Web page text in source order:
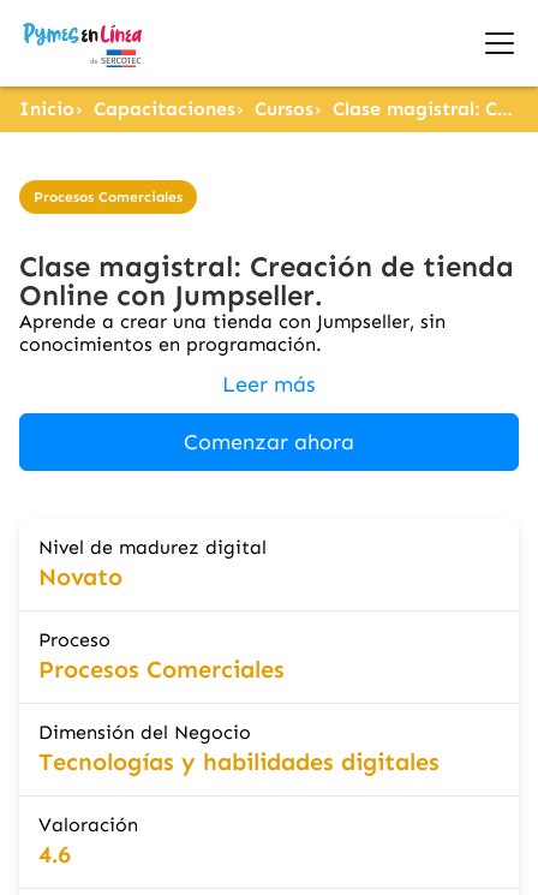
Inicio Capacitaciones Cursos Clase magistral: Creación de tienda Online con Jumpseller.
Procesos Comerciales
Clase magistral: Creación de tienda
Online con Jumpseller.
Aprende a crear una tienda con Jumpseller, sin
conocimientos en programación.
Leer más
Comenzar ahora
Nivel de madurez digital
Novato
Proceso
Procesos Comerciales
Dimensión del Negocio
Tecnologías y habilidades digitales
Valoración
4.6